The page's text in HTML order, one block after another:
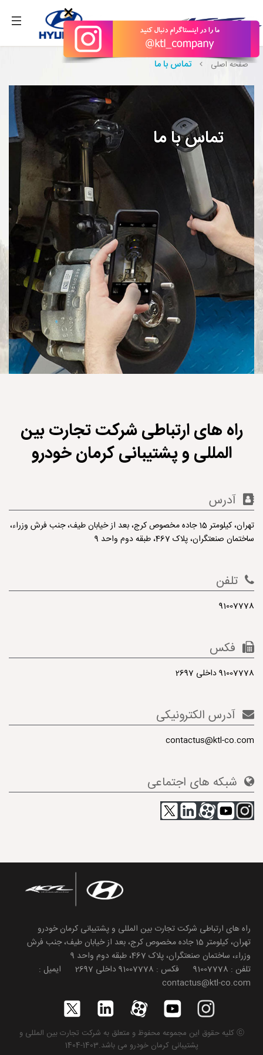
×
صفحه اصلی تماس با ما
تماس با ما
راه های ارتباطی شرکت تجارت بین
المللی و پشتیبانی کرمان خودرو
آدرس
تهران، کیلومتر 15 جاده مخصوص کرج، بعد از خیابان طیف، جنب فرش وزراء،
ساختمان صنعتگران، پلاک 467، طبقه دوم واحد 9
تلفن
91007778
فکس
91007778 داخلی 2697
آدرس الکترونیکی
contactus@ktl-co.com
شبکه های اجتماعی
راه های ارتباطی شرکت تجارت بین المللی و پشتیبانی کرمان خودرو
تهران، کیلومتر 15 جاده مخصوص کرج، بعد از خیابان طیف، جنب فرش
وزراء، ساختمان صنعتگران، پلاک 467، طبقه دوم واحد 9
تلفن : 91007778 فکس : 91007778 داخلی 2697 ایمیل :
contactus@ktl-co.com
ⓒ کلیه حقوق این مجموعه محفوظ و متعلق به شرکت تجارت بین المللی و
پشتیبانی کرمان خودرو می باشد.1403-1404